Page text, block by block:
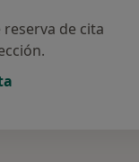
de cita